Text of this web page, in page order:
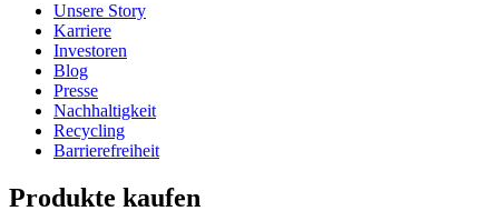
Unsere Story
Karriere
Investoren
Blog
Presse
Nachhaltigkeit
Recycling
Barrierefreiheit
Produkte kaufen